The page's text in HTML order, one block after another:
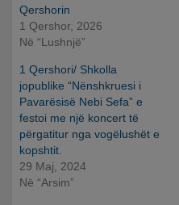
Qershorin
1 Qershor, 2026
Në “Lushnjë”
1 Qershori/ Shkolla
jopublike “Nënshkruesi i
Pavarësisë Nebi Sefa” e
festoi me një koncert të
përgatitur nga vogëlushët e
kopshtit.
29 Maj, 2024
Në “Arsim”